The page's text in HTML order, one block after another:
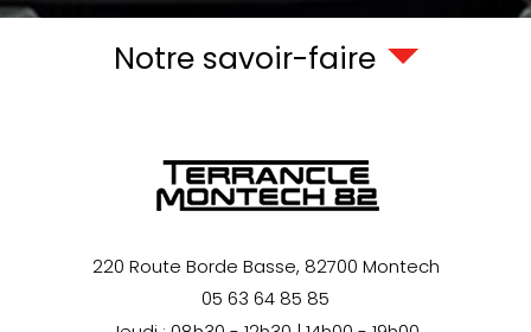
Notre savoir-faire
220 Route Borde Basse, 82700 Montech
05 63 64 85 85